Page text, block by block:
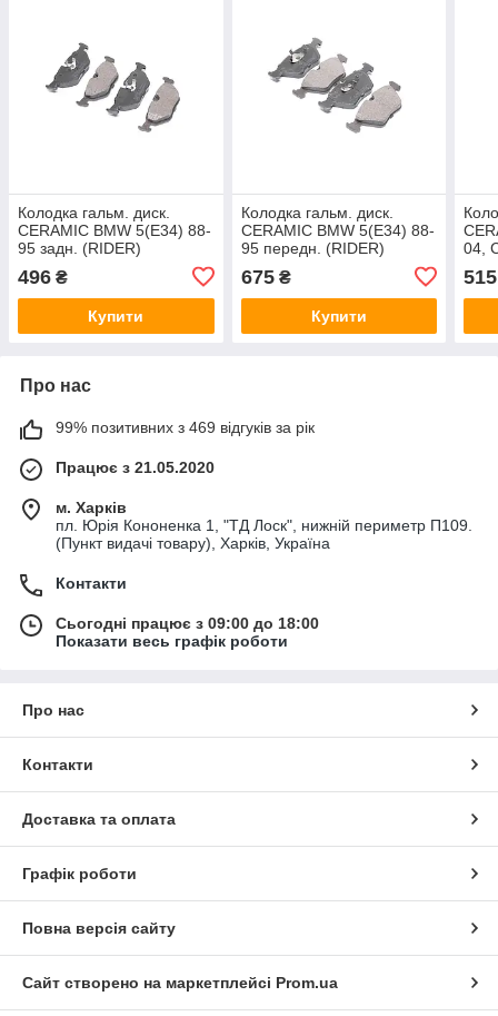
Колодка гальм. диск.
CERAMIC BMW 5(E34) 88-
95 задн. (RIDER)
496 ₴
Купити
Колодка гальм. диск.
CERAMIC BMW 5(E34) 88-
95 передн. (RIDER)
675₴
Купити
04,
515
Про нас
99% позитивних з 469 відгуків за рік
Працює з 21.05.2020
м. Харків
пл. Юрія Кононенка 1, "ТД Лоск", нижній периметр П109.
(Пункт видачі товару), Харків, Україна
Контакти
Сьогодні працює з 09:00 до 18:00
Показати весь графік роботи
Про нас
Контакти
Доставка та оплата
Графік роботи
Повна версія сайту
Сайт створено на маркетплейсі Prom.ua